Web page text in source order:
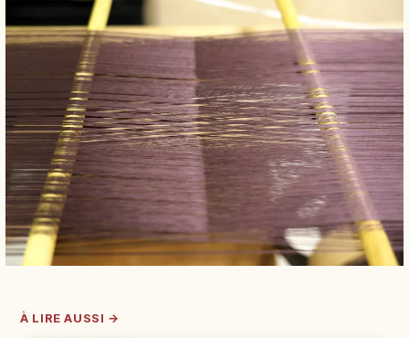
À LIRE AUSSI →